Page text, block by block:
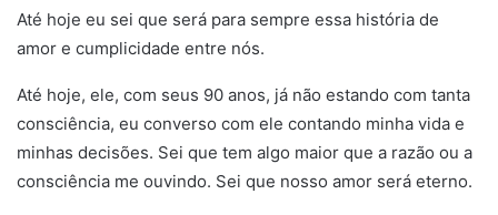
Até hoje eu sei que será para sempre essa história de
amor e cumplicidade entre nós.
Até hoje, ele, com seus 90 anos, já não estando com tanta
consciência, eu converso com ele contando minha vida e
minhas decisões. Sei que tem algo maior que a razão ou a
consciência me ouvindo. Sei que nosso amor será eterno.